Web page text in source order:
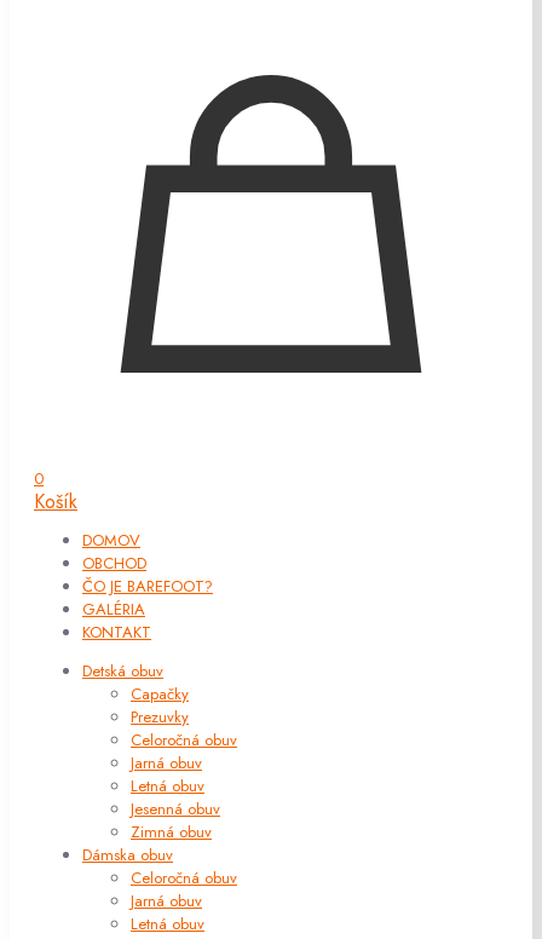
0
Košík
DOMOV
OBCHOD
ČO JE BAREFOOT?
GALÉRIA
KONTAKT
Detská obuv
Capačky
Prezuvky
Celoročná obuv
Jarná obuv
Letná obuv
Jesenná obuv
Zimná obuv
Dámska obuv
Celoročná obuv
Jarná obuv
Letná obuv